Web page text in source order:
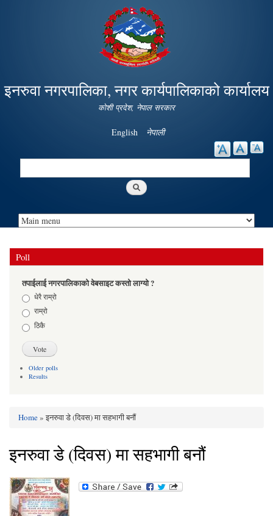
Skip to
main
content
इनरुवा नगरपालिका, नगर कार्यपालिकाको कार्यालय
कोशी प्रदेश, नेपाल सरकार
English नेपाली
Search
Poll
तपाईलाई नगरपालिकाको वेबसाइट कस्तो लाग्यो ?
Choicesधेरै राम्रो
राम्रो
ठिकै
Older polls
Results
You are here
Home» इनरुवा डे (दिवस) मा सहभागी बनौं
इनरुवा डे (दिवस) मा सहभागी बनौं